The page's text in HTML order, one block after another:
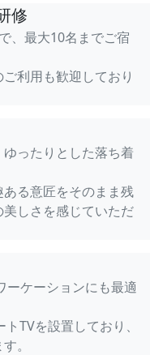
修
、最大10名までご宿
利用も歓迎しており
ったりとした落ち着
る意匠をそのまま残
しさを感じていただ
ーケーションにも最適
TVを設置しており、
。